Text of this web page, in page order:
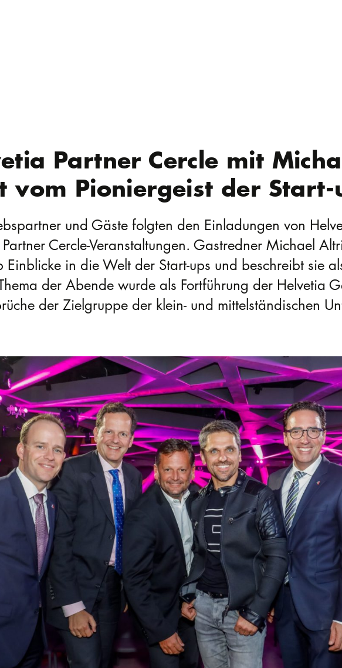
Partner Cercle mit
vom Pioniergeist der Start-
und Gäste folgten den Einladungen von
Cercle-Veranstaltungen. Gastredner Michael
Einblicke in die Welt der Start-ups und beschreibt sie
der Abende wurde als Fortführung der Helvetia
der Zielgruppe der klein- und mittelständischen